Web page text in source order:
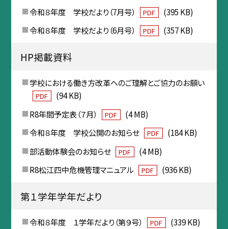
令和８年度 学校だより（7月号） PDF
(395 KB)
令和８年度 学校だより（6月号）
PDF (357 KB)
HP掲載資料
学校における働き方改革へのご理解とご協力のお願い
PDF
(94 KB)
R8年間予定表（７月）
PDF
(4 MB)
令和８年度 学校公開のお知らせ
PDF
(184 KB)
部活動体験会のお知らせ
PDF
(4 MB)
R8松江四中危機管理マニュアル
PDF (936 KB)
第１学年学年だより
令和８年度 １学年だより（第９号） PDF (339 KB)